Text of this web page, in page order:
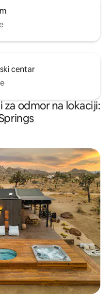
centar
za odmor na lokaciji: